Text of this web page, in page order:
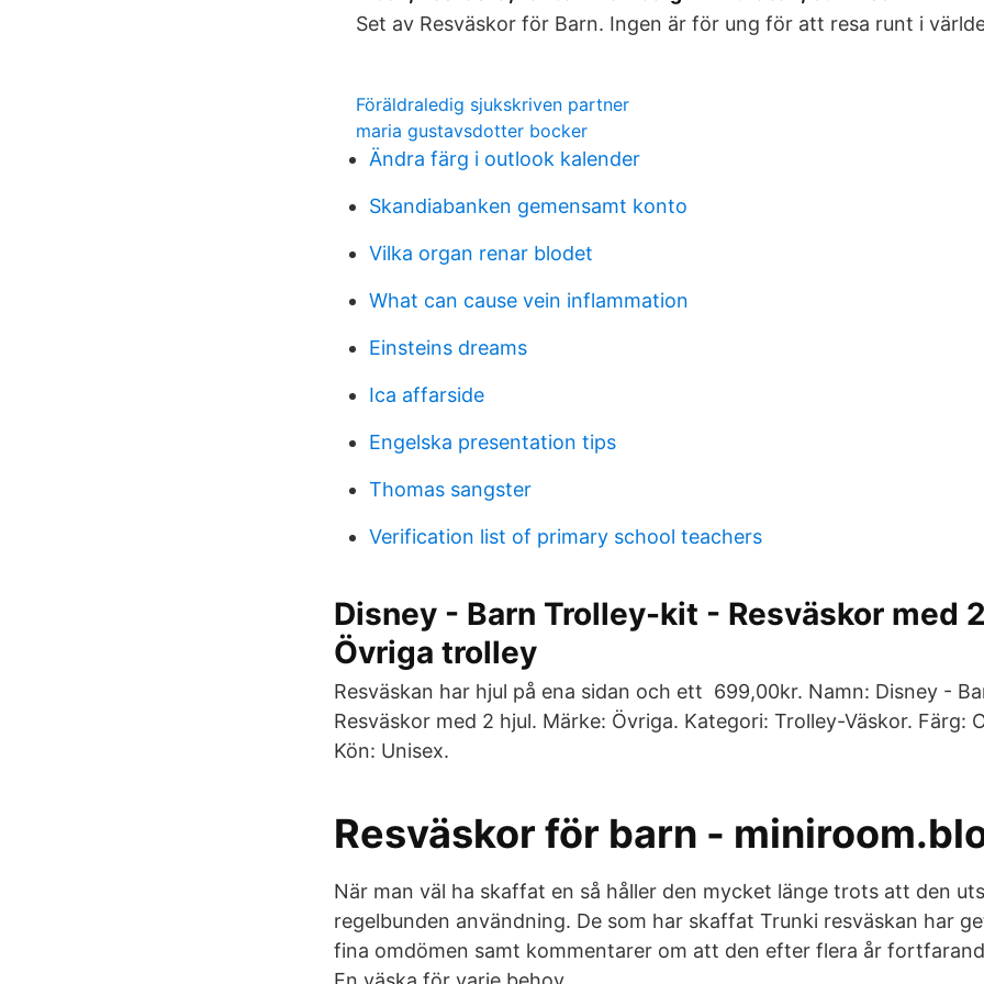
Set av Resväskor för Barn. Ingen är för ung för att resa runt i
Föräldraledig sjukskriven partner
maria gustavsdotter bocker
Ändra färg i outlook kalender
Skandiabanken gemensamt konto
Vilka organ renar blodet
What can cause vein inflammation
Einsteins dreams
Ica affarside
Engelska presentation tips
Thomas sangster
Verification list of primary school teachers
Disney - Barn Trolley-kit - Resväskor med
Övriga trolley
Resväskan har hjul på ena sidan och ett 699,00kr. Namn: Disney -
Resväskor med 2 hjul. Märke: Övriga. Kategori: Trolley-Väskor. Färg:
Kön: Unisex.
Resväskor för barn -
När man väl ha skaffat en så håller den mycket länge trots att den
regelbunden användning. De som har skaffat Trunki resväskan har
fina omdömen samt kommentarer om att den efter flera år